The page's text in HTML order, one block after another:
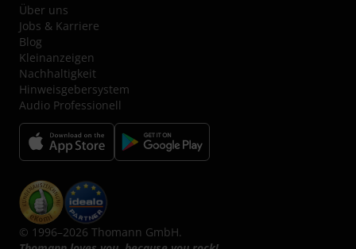
Über uns
Jobs & Karriere
Blog
Kleinanzeigen
Nachhaltigkeit
Hinweisgebersystem
Audio Professionell
© 1996–2026 Thomann GmbH.